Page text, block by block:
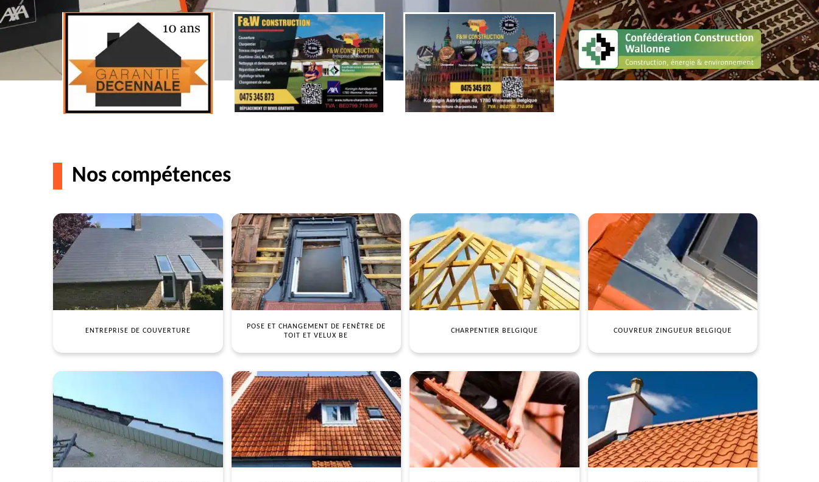
Nos compétences
ENTREPRISE DE COUVERTURE
POSE ET CHANGEMENT DE FENÊTRE DE
TOIT ET VELUX BE
CHARPENTIER BELGIQUE COUVREUR ZINGUEUR BELGIQUE